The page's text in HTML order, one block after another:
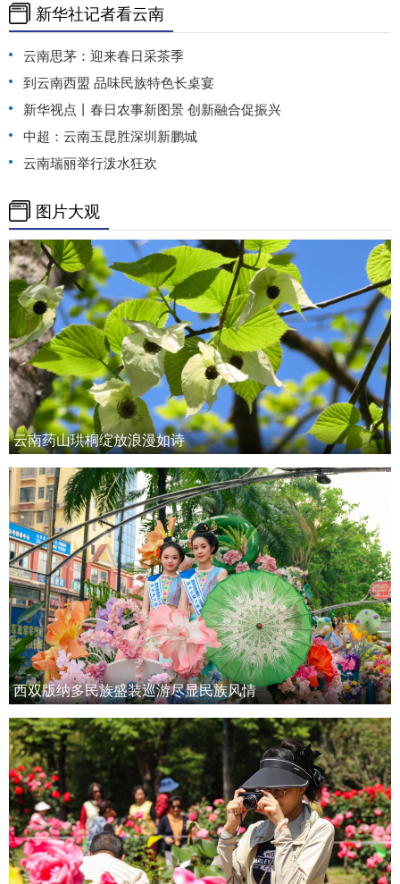
新华社记者看云南
云南思茅：迎来春日采茶季
到云南西盟 品味民族特色长桌宴
新华视点丨春日农事新图景 创新融合促振兴
中超：云南玉昆胜深圳新鹏城
云南瑞丽举行泼水狂欢
图片大观
云南药山珙桐绽放浪漫如诗
西双版纳多民族盛装巡游尽显民族风情